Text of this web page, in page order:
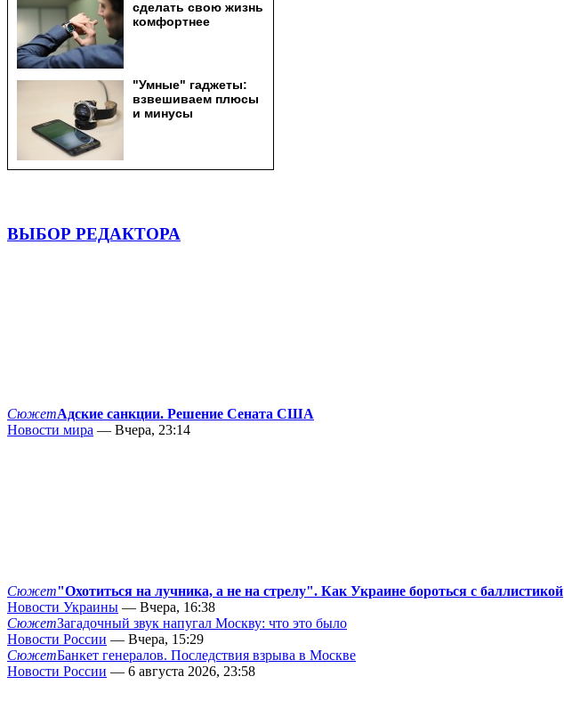
ВЫБОР РЕДАКТОРА
СюжетАдские санкции. Решение Сената США
Новости мира — Вчера, 23:14
Сюжет"Охотиться на лучника, а не на стрелу". Как Украине бороться с баллистикой
Новости Украины — Вчера, 16:38
СюжетЗагадочный звук напугал Москву: что это было
Новости России — Вчера, 15:29
СюжетБанкет генералов. Последствия взрыва в Москве
Новости России — 6 августа 2026, 23:58